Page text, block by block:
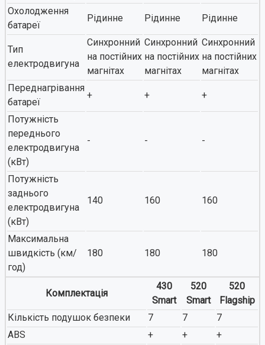
Охолодження
батареї
Рідинне Рідинне Рідинне
Тип
електродвигуна
Синхронний
на постійних
магнітах
Синхронний
на постійних
магнітах
Синхронний
на постійних
магнітах
Переднагрівання
батареї
+ + +
Потужність
переднього
електродвигуна
(кВт)
- - -
Потужність
заднього
електродвигуна
(кВт)
140 160 160
Максимальна
швидкість (км/
год)
180 180 180
Комплектація
430
Smart
520
Smart
520
Flagship
Кількість подушок безпеки
7 7
7
ABS
+ +
+